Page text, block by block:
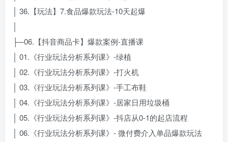
│ 36.【玩法】7.食品爆款玩法-10天起爆
├─06.【抖音商品卡】爆款案例-直播课
│ 01.《行业玩法分析系列课》-绿植
│ 02.《行业玩法分析系列课》-打火机
│ 03.《行业玩法分析系列课》-手工布鞋
│ 04.《行业玩法分析系列课》-居家日用垃圾桶
│ 05.《行业玩法分析系列课》-抖店从0-1的起店流程
│ 06.《行业玩法分析系列课》- 微付费介入单品爆款玩法